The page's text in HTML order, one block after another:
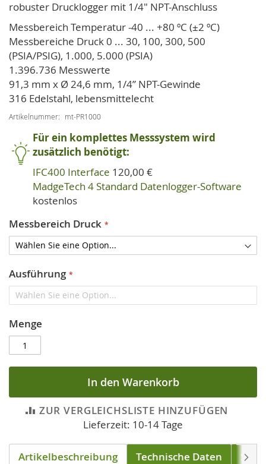
robuster Drucklogger mit 1/4" NPT-Anschluss
Messbereich Temperatur -40 ... +80 ºC (±2 ºC)
Messbereiche Druck 0 ... 30, 100, 300, 500
(PSIA/PSIG), 1.000, 5.000 (PSIA)
1.396.736 Messwerte
91,3 mm x Ø 24,6 mm, 1/4” NPT-Gewinde
316 Edelstahl, lebensmittelecht
Artikelnummer mt-PR1000
Für ein komplettes Messsystem wird
zusätzlich benötigt:
IFC400 Interface 120,00 €
MadgeTech 4 Standard Datenlogger-Software
kostenlos
Messbereich Druck
Ausführung
Menge
In den Warenkorb
ZUR VERGLEICHSLISTE HINZUFÜGEN
Lieferzeit: 10-14 Tage
Artikelbeschreibung Technische Daten